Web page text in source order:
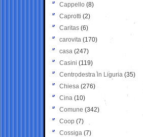
Cappello (8)
Caprotti (2)
Caritas (6)
carovita (170)
casa (247)
Casini (119)
Centrodestra in Liguria (35)
Chiesa (276)
Cina (10)
Comune (342)
Coop (7)
Cossiga (7)